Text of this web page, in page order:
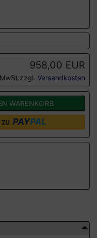
958,00 EUR
Versandkosten
WARENKORB
ZU PAYPAL